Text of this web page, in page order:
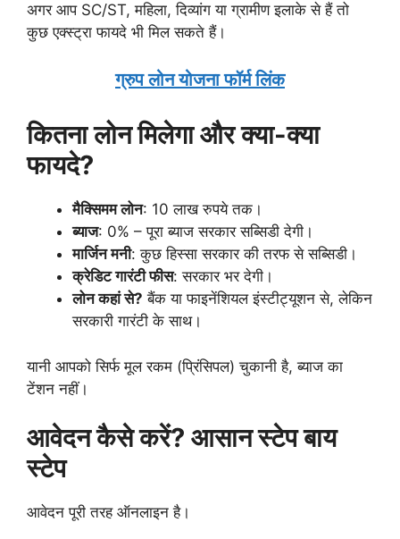
अगर आप SC/ST, महिला, दिव्यांग या ग्रामीण इलाके से हैं तो
कुछ एक्स्ट्रा फायदे भी मिल सकते हैं।
ग्रुप लोन योजना फॉर्म लिंक
कितना लोन मिलेगा और क्या-क्या
फायदे?
मैक्सिमम लोन: 10 लाख रुपये तक।
ब्याज: 0% – पूरा ब्याज सरकार सब्सिडी देगी।
मार्जिन मनी: कुछ हिस्सा सरकार की तरफ से सब्सिडी।
क्रेडिट गारंटी फीस: सरकार भर देगी।
लोन कहां से? बैंक या फाइनेंशियल इंस्टीट्यूशन से, लेकिन
सरकारी गारंटी के साथ।
यानी आपको सिर्फ मूल रकम (प्रिंसिपल) चुकानी है, ब्याज का
टेंशन नहीं।
आवेदन कैसे करें? आसान स्टेप बाय
स्टेप
आवेदन पूरी तरह ऑनलाइन है।